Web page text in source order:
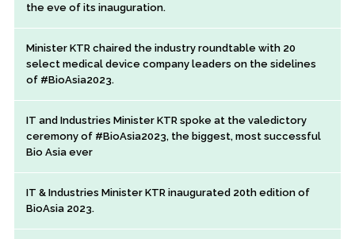
the eve of its inauguration.
Minister KTR chaired the industry roundtable with 20
select medical device company leaders on the sidelines
of #BioAsia2023.
IT and Industries Minister KTR spoke at the valedictory
ceremony of #BioAsia2023, the biggest, most successful
Bio Asia ever
IT & Industries Minister KTR inaugurated 20th edition of
BioAsia 2023.